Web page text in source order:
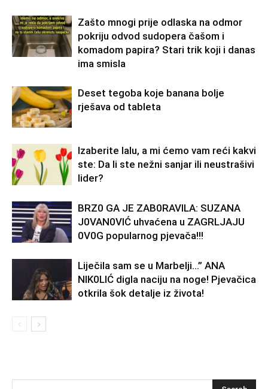
Zašto mnogi prije odlaska na odmor
pokriju odvod sudopera čašom i
komadom papira? Stari trik koji i danas
ima smisla
Deset tegoba koje banana bolje
rješava od tableta
Izaberite lalu, a mi ćemo vam reći kakvi
ste: Da li ste nežni sanjar ili neustrašivi
lider?
BRZ0 GA JE ZAB0RAVlLA: SUZANA
J0VAN0VIĆ uhvaćena u ZAGRLJAJU
0V0G popularnog pjevača!!!
Liječila sam se u Marbelji…” ANA
NlK0LlĆ digla naciju na noge! Pjevačica
otkrila šok detalje iz života!